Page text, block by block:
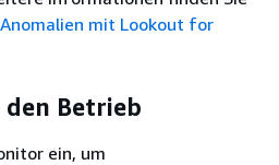
Anomalien mit Lookout for
den Betrieb
ein, um